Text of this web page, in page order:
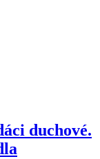
duchové.